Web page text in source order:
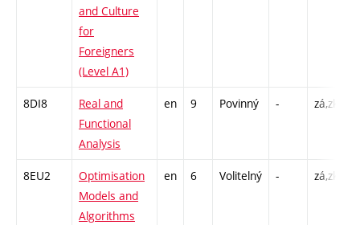
and Culture
for
Foreigners
(Level A1)
8DI8
Real and
Functional
Analysis
en 9 Povinný - zá,zk
8EU2
Optimisation
Models and
Algorithms
en 6 Volitelný - zá,zk